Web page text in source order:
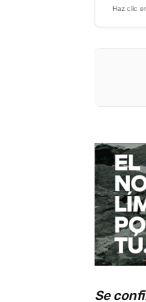
Haz clic
Se